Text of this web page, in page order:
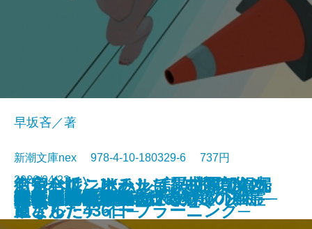
食べると死ぬ花
猫と罰
くらべて、けみして 校閲部の九
重さん
水よ踊れ
役者廃業・三婆
裂けた明日
おやじはニーチェ─認知症の父と
過ごした436日─
量子力学で生命の謎を解く
記憶の帝国
街角ハルシネーション─探偵AIの
リアル・ディープラーニング─
早坂吝／著
新潮文庫nex 978-4-10-180329-6 737円
2026/04/22
〈完全版〉JKハルは異世界で娼婦
になった
今夜もベルが鳴る
歌舞伎町アンダーグラウンド
ツユクサナツコの一生
あしたの名医4─それぞれの決断─
鬼にきんつば─七つの刻鐘の幽霊─
東京都同情塔
養老先生、病院へ行く
不良老人の文学論
秀長と利休